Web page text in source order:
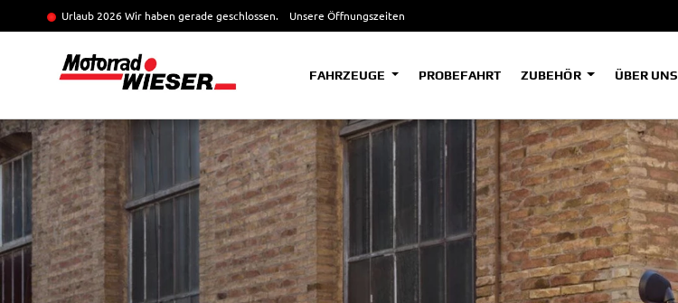
Urlaub 2026 Wir haben gerade geschlossen. Unsere Öffnungszeiten
FAHRZEUGE
HYPER NAKED
SPORT HERITAGE
SPORT TOURING
SUPERSPORT
PROBEFAHRT ZUBEHÖR ÜBER UNS